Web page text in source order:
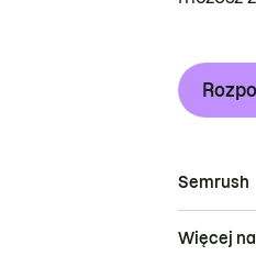
Semrush
Więcej